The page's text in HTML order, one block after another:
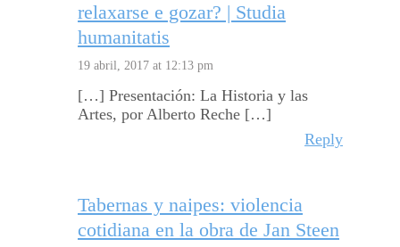
relaxarse e gozar? | Studia
humanitatis
19 abril, 2017 at 12:13 pm
[…] Presentación: La Historia y las
Artes, por Alberto Reche […]
Reply
Tabernas y naipes: violencia
cotidiana en la obra de Jan Steen